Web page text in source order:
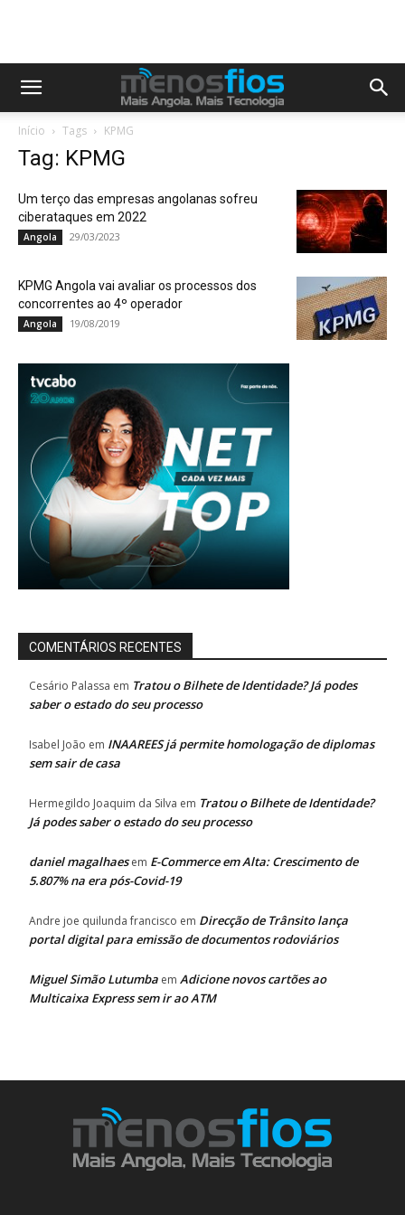
Início Tags KPMG
Tag: KPMG
Um terço das empresas angolanas sofreu
ciberataques em 2022
Angola 29/03/2023
KPMG Angola vai avaliar os processos dos
concorrentes ao 4º operador
Angola 19/08/2019
COMENTÁRIOS RECENTES
Cesário Palassa em Tratou o Bilhete de Identidade? Já podes
saber o estado do seu processo
Isabel João em INAAREES já permite homologação de diplomas
sem sair de casa
Hermegildo Joaquim da Silva em Tratou o Bilhete de Identidade?
Já podes saber o estado do seu processo
daniel magalhaesem E-Commerce em Alta: Crescimento de
5.807% na era pós-Covid-19
Andre joe quilunda francisco em Direcção de Trânsito lança
portal digital para emissão de documentos rodoviários
Miguel Simão Lutumba em Adicione novos cartões ao
Multicaixa Express sem ir ao ATM